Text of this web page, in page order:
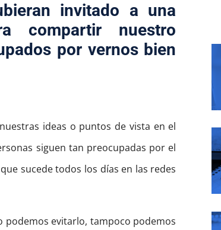
invitado a una
compartir nuestro
por vernos bien
ideas o puntos de vista en el
siguen tan preocupadas por el
sucede todos los días en las redes
podemos evitarlo, tampoco podemos